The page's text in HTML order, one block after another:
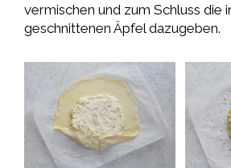
vermischen und zum Schluss die
geschnittenen Äpfel dazugeben.